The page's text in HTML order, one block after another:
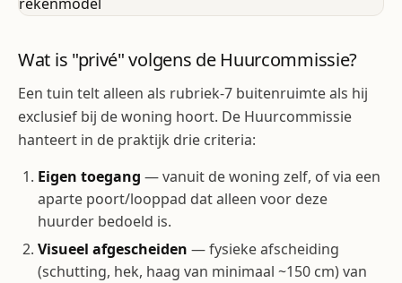
Wat is "privé" volgens de Huurcommissie?
Een tuin telt alleen als rubriek-7 buitenruimte als hij
exclusief bij de woning hoort. De Huurcommissie
hanteert in de praktijk drie criteria:
Eigen toegang — vanuit de woning zelf, of via een
aparte poort/looppad dat alleen voor deze
huurder bedoeld is.
Visueel afgescheiden — fysieke afscheiding
(schutting, hek, haag van minimaal ~150 cm) van